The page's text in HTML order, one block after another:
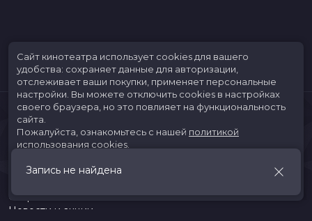
Запись не найдена
Скоро в кино
Новости и акции
Сайт кинотеатра использует cookies для вашего
удобства: сохраняет данные для авторизации,
отслеживает ваши покупки, применяет персональные
настройки. Вы можете отключить cookies в настройках
своего браузера, но это повлияет на функциональность
сайта.
Пожалуйста, ознакомьтесь с нашей политикой
использования cookies